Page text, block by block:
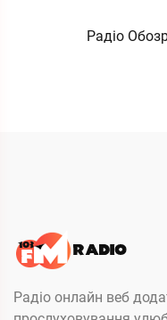
Радіо
Радіо онлайн веб